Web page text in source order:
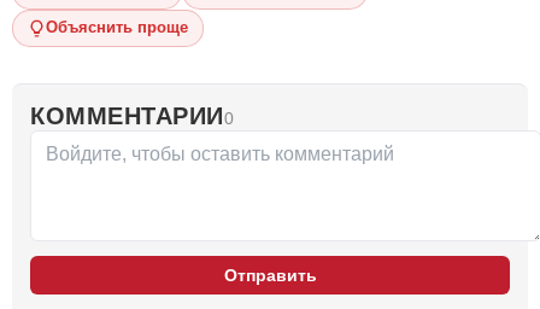
Объяснить проще
КОММЕНТАРИИ0
Отправить